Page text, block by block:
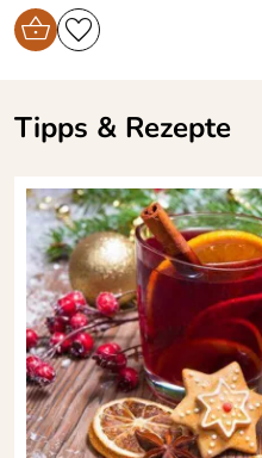
Tipps & Rezepte